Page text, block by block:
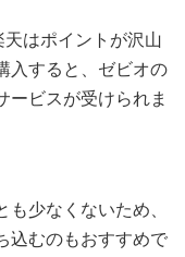
はポイントが沢山
入すると、ゼビオの
ービスが受けられま
少なくないため、
込むのもおすすめで